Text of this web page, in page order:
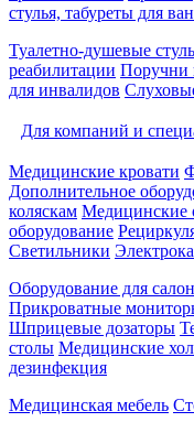
стулья, табуреты для
Туалетно-душевые
реабилитации Поручни
для инвалидов
Для компаний и
Медицинские кровати
Дополнительное
коляскам Медицинские
оборудование
Светильники
Оборудование для
Прикроватные
Шприцевые дозаторы
столы Медицинские
дезинфекция
Медицинская мебель